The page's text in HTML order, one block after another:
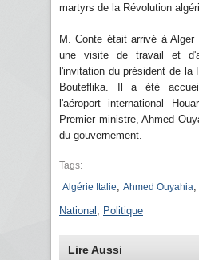
martyrs de la Révolution
M. Conte était arrivé à Alger
une visite de travail et
l'invitation du président de la
Bouteflika. Il a été
l'aéroport international
Premier ministre, Ahmed
du gouvernement.
Tags:
Algérie Italie
Ahmed Ouyahia
National Politique
Lire Aussi